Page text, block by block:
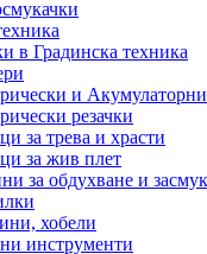
в Градинска техника
и
резачки
за трева и храсти
за жив плет
за обдухване и
хобели
инструменти